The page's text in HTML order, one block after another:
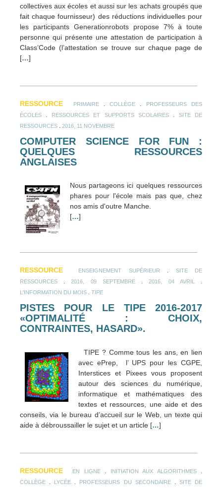
collectives aux écoles et aussi sur les achats groupés que
fait chaque fournisseur) des réductions individuelles pour
les participants Generationrobots propose 7% à toute
personne qui présente une attestation de participation à
Class’Code (l’attestation se trouve sur chaque page de
[…]
RESSOURCE PRIMAIRE.COLLÈGE
PROFESSEURS DES
ÉCOLES
RESSOURCES ET SUPPORTS SCOLAIRES. SITE DE
RESSOURCES
2016, 11 NOVEMBRE
COMPUTER SCIENCE FOR FUN :
QUELQUES RESSOURCES
ANGLAISES
Nous partageons ici quelques ressources
phares pour l'école mais pas que, chez
nos amis d'outre Manche.
[…]
RESSOURCE ENSEIGNEMENT SUPÉRIEUR
SITE DE
RESSOURCES .2016, 09 SEPTEMBRE.2016, 04 AVRIL
L'INFORMATION DU MOIS TIPE
PISTES POUR LE TIPE 2016-2017
«OPTIMALITÉ : CHOIX,
CONTRAINTES, HASARD».
TIPE ? Comme tous les ans, en lien
avec ePrep, l’ UPS pour les CGPE,
Interstices et Pixees vous proposent
autour des sciences du numérique,
informatique et mathématiques des
textes et ressources, une aide et des
conseils, via le bureau d’accueil sur le Web, un texte qui
aide à débroussailler le sujet et un article […]
RESSOURCE EN LIGNE. INITIATION AUX ALGORITHMES.
COLLÈGE LYCÉE PROFESSEURS DU SECONDAIRE. SITE DE